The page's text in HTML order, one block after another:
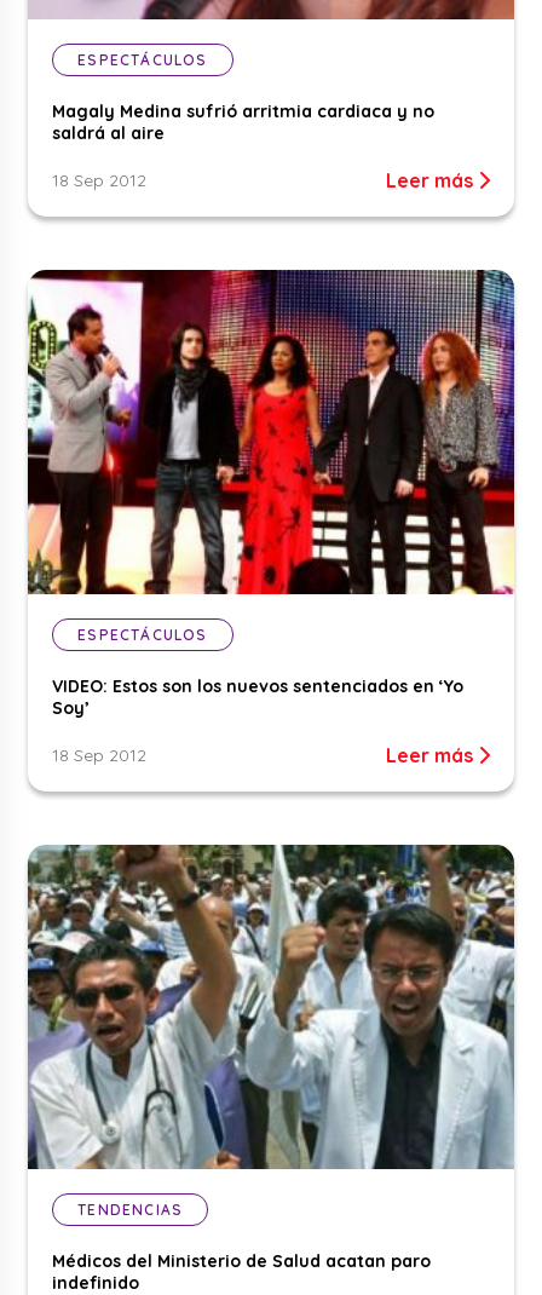
ESPECTÁCULOS
Magaly Medina sufrió arritmia cardiaca y no
saldrá al aire
18 Sep 2012 Leer más
ESPECTÁCULOS
VIDEO: Estos son los nuevos sentenciados en ‘Yo
Soy’
18 Sep 2012 Leer más
TENDENCIAS
Médicos del Ministerio de Salud acatan paro
indefinido